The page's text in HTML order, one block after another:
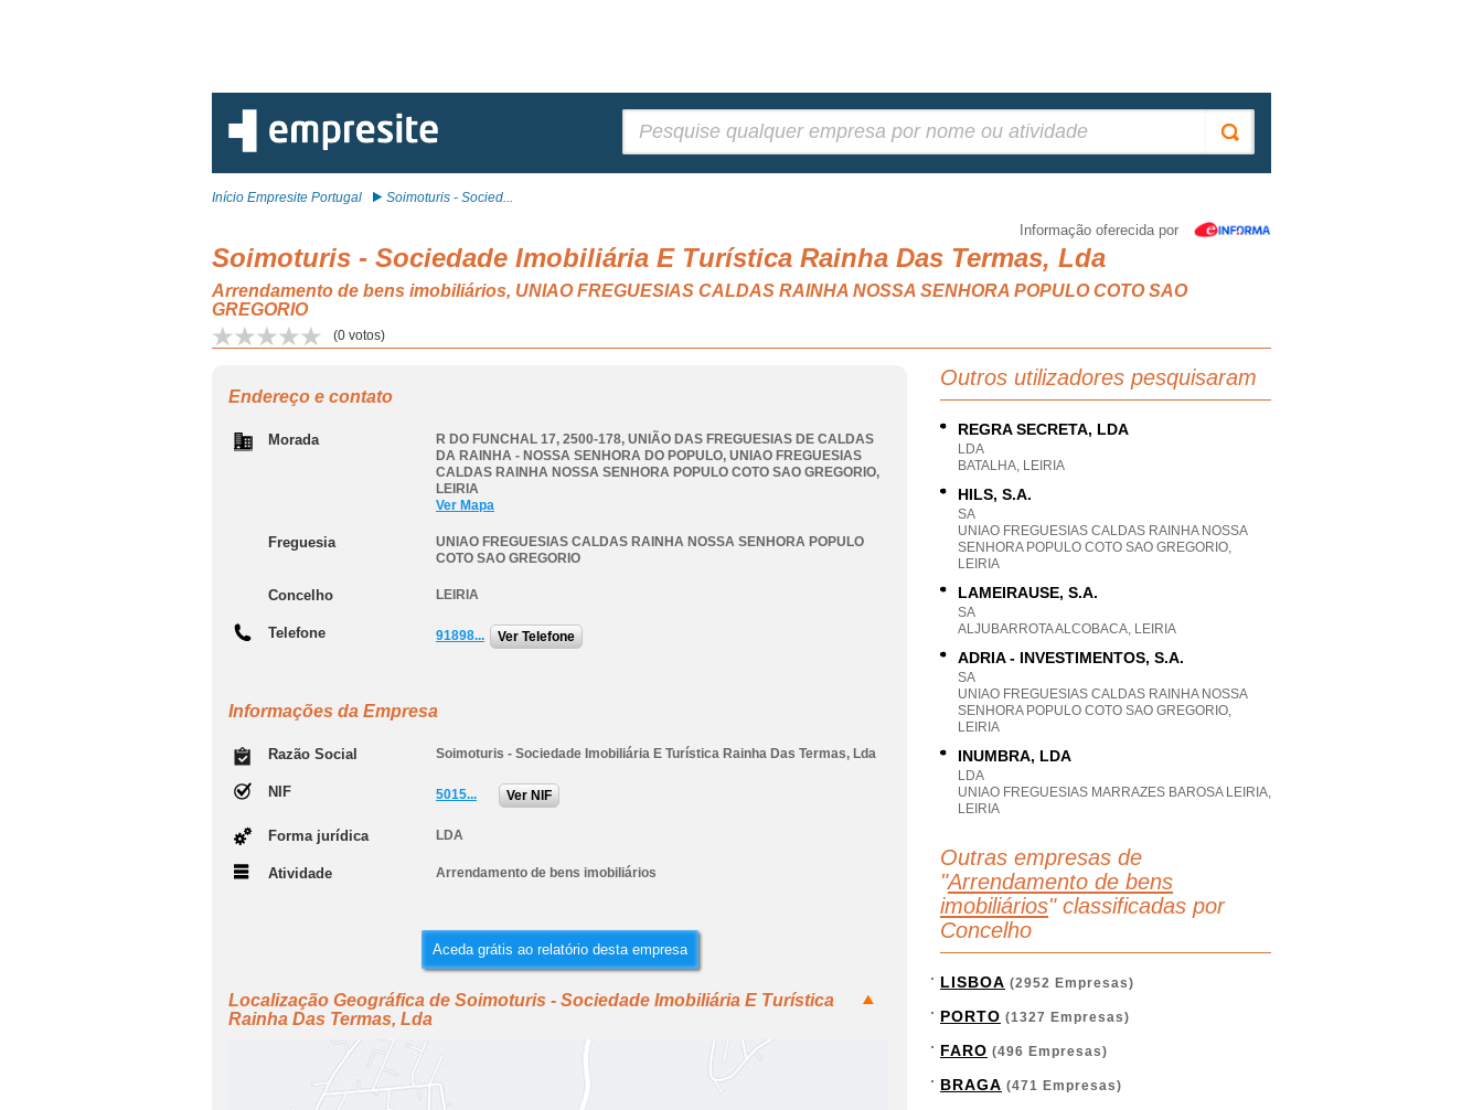
Início Empresite Portugal Soimoturis - Socied...
Informação oferecida por
Soimoturis - Sociedade Imobiliária E Turística Rainha Das Termas, Lda
Arrendamento de bens imobiliários, UNIAO FREGUESIAS CALDAS RAINHA NOSSA SENHORA POPULO COTO SAO
GREGORIO
(0 votos)
Endereço e contato
Morada
R DO FUNCHAL 17, 2500-178, UNIÃO DAS FREGUESIAS DE CALDAS
DA RAINHA - NOSSA SENHORA DO POPULO, UNIAO FREGUESIAS
CALDAS RAINHA NOSSA SENHORA POPULO COTO SAO GREGORIO,
LEIRIA
Ver Mapa
Freguesia
UNIAO FREGUESIAS CALDAS RAINHA NOSSA SENHORA POPULO
COTO SAO GREGORIO
Concelho LEIRIA
Telefone 91898... Ver Telefone
Informações da Empresa
Razão Social Soimoturis - Sociedade Imobiliária E Turística Rainha Das Termas, Lda
NIF 5015... Ver NIF
Forma jurídica LDA
Atividade Arrendamento de bens imobiliários
Aceda grátis ao relatório desta empresa
Localização Geográfica de Soimoturis - Sociedade Imobiliária E Turística
Rainha Das Termas, Lda
Outros utilizadores pesquisaram
REGRA SECRETA, LDA
LDA
BATALHA, LEIRIA
HILS, S.A.
SA
UNIAO FREGUESIAS CALDAS RAINHA NOSSA
SENHORA POPULO COTO SAO GREGORIO,
LEIRIA
LAMEIRAUSE, S.A.
SA
ALJUBARROTA ALCOBACA, LEIRIA
ADRIA - INVESTIMENTOS, S.A.
SA
UNIAO FREGUESIAS CALDAS RAINHA NOSSA
SENHORA POPULO COTO SAO GREGORIO,
LEIRIA
INUMBRA, LDA
LDA
UNIAO FREGUESIAS MARRAZES BAROSA LEIRIA,
LEIRIA
Outras empresas de
"Arrendamento de bens
imobiliários" classificadas por
Concelho
LISBOA (2952 Empresas)
PORTO (1327 Empresas)
FARO (496 Empresas)
BRAGA (471 Empresas)